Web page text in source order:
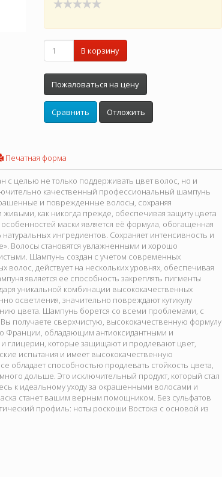
В корзину
Пожаловаться на цену
Сравнить Отложить
Печатная форма
с целью не только поддерживать цвет волос, но и
качественный профессиональный шампунь
и поврежденные волосы, сохраняя
как никогда прежде, обеспечивая защиту цвета
маски является её формула, обогащенная
ингредиентов. Сохраняет интенсивность и
Волосы становятся увлажненными и хорошо
Шампунь создан с учетом современных
действует на нескольких уровнях, обеспечивая
является ее способность закреплять пигменты
уникальной комбинации высококачественных
осветления, значительно повреждают кутикулу
цвета. Шампунь борется со всеми проблемами, с
получаете сверхчистую, высококачественную формулу
Франции, обладающим антиоксидантными и
и глицерин, которые защищают и продлевают цвет,
испытания и имеет высококачественную
способностью продлевать стойкость цвета,
дольше. Это исключительный продукт, который стал
к идеальному уходу за окрашенными волосами и
станет вашим верным помощником. Без сульфатов
профиль: ноты роскоши Востока с основой из